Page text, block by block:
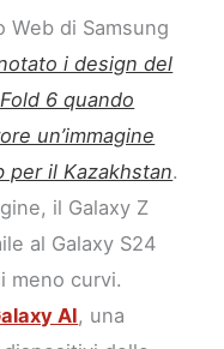
Web di Samsung
i design del
6 quando
un’immagine
per il Kazakhstan.
il Galaxy Z
al Galaxy S24
meno curvi.
AI, una